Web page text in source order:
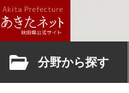
分野から探す